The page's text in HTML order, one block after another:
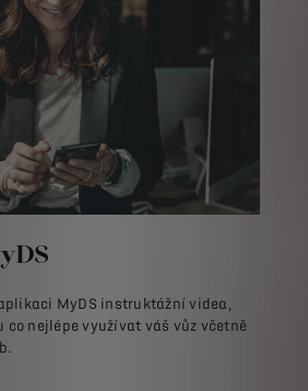
MyDS instruktážní videa,
co nejlépe využívat váš vůz včetně